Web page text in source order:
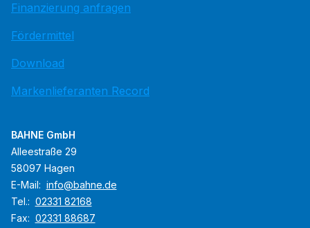
Finanzierung anfragen
Fördermittel
Download
Markenlieferanten Record
BAHNE GmbH
Alleestraße 29
58097 Hagen
E-Mail: info@bahne.de
Tel.: 02331 82168
Fax: 02331 88687